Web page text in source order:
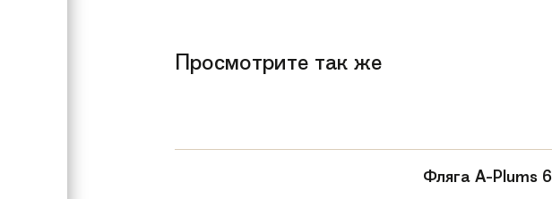
Размер
Покрышки
Просмотрите так же
Фляга A-Plums